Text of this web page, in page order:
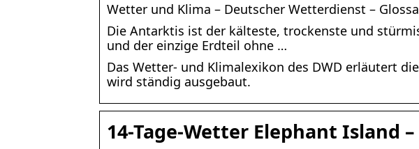
Wetter und Klima – Deutscher Wetterdienst –
Die Antarktis ist der kälteste, trockenste und
und der einzige Erdteil ohne …
Das Wetter- und Klimalexikon des DWD erläutert
wird ständig ausgebaut.
14-Tage-Wetter Elephant Island